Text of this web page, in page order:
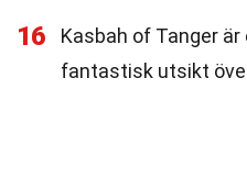
16
Kasbah of Tanger
fantastisk utsikt